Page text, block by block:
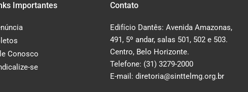
Importantes
Conosco
se
Contato
Edifício Dantês: Avenida Amazonas,
491, 5º andar, salas 501, 502 e 503.
Centro, Belo Horizonte.
Telefone: (31) 3279-2000
E-mail: diretoria@sinttelmg.org.br